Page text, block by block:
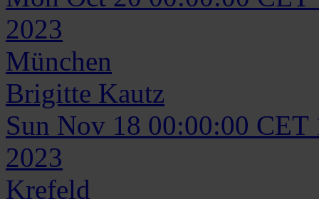
2023
München
Brigitte Kautz
Sun Nov 18 00:00:00 CET
2023
Krefeld